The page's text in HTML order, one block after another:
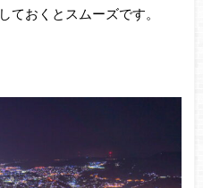
ておくとスムーズです。